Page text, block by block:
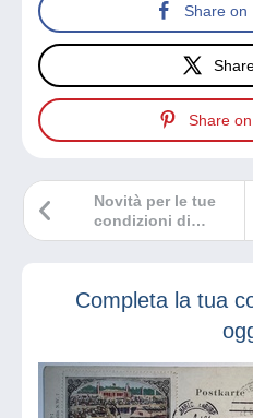
Share on
Share
Novità per le tue
condizioni di
vendita
Completa la tua